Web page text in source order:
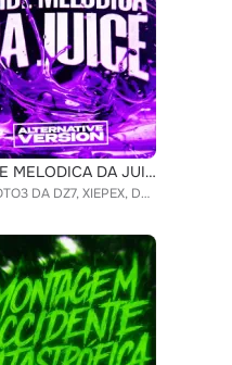
SLIDE MELODICA DA JUICE (Alternative Version)
DJ LOTO3 DA DZ7, XIEPEX, DJ MKZ DA ZN, DJ CRAZYX